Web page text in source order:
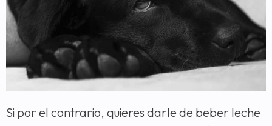
Si por el contrario, quieres darle de beber leche